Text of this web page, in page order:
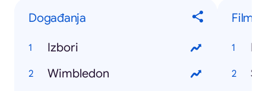
Događanja
Izbori
Wimbledon